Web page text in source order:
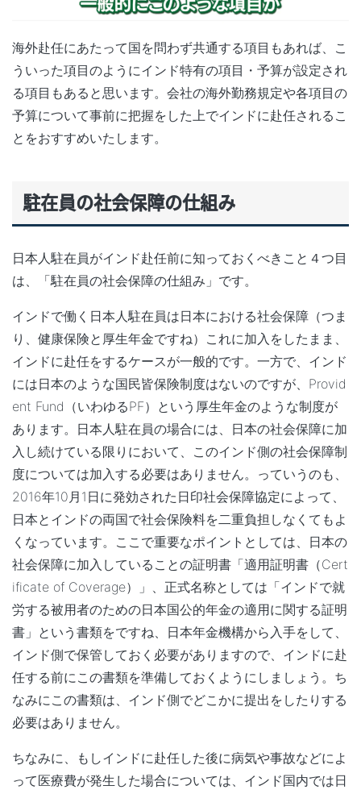
海外赴任にあたって国を問わず共通する項目もあれば、こ
ういった項目のようにインド特有の項目・予算が設定され
る項目もあると思います。会社の海外勤務規定や各項目の
予算について事前に把握をした上でインドに赴任されるこ
とをおすすめいたします。
駐在員の社会保障の仕組み
日本人駐在員がインド赴任前に知っておくべきこと４つ目
は、「駐在員の社会保障の仕組み」です。
インドで働く日本人駐在員は日本における社会保障（つま
り、健康保険と厚生年金ですね）これに加入をしたまま、
インドに赴任をするケースが一般的です。一方で、インド
には日本のような国民皆保険制度はないのですが、Provid
ent Fund（いわゆるPF）という厚生年金のような制度が
あります。日本人駐在員の場合には、日本の社会保障に加
入し続けている限りにおいて、このインド側の社会保障制
度については加入する必要はありません。っていうのも、
2016年10月1日に発効された日印社会保障協定によって、
日本とインドの両国で社会保険料を二重負担しなくてもよ
くなっています。ここで重要なポイントとしては、日本の
社会保障に加入していることの証明書「適用証明書（Cert
ificate of Coverage）」、正式名称としては「インドで就
労する被用者のための日本国公的年金の適用に関する証明
書」という書類をですね、日本年金機構から入手をして、
インド側で保管しておく必要がありますので、インドに赴
任する前にこの書類を準備しておくようにしましょう。ち
なみにこの書類は、インド側でどこかに提出をしたりする
必要はありません。
ちなみに、もしインドに赴任した後に病気や事故などによ
って医療費が発生した場合については、インド国内では日